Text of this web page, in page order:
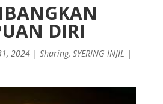
DIRI
2024| Sharing, SYERING INJIL |